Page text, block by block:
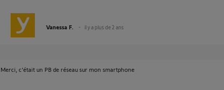
Vanessa F. il y a plus de 2 ans
Merci, c'était un PB de réseau sur mon smartphone